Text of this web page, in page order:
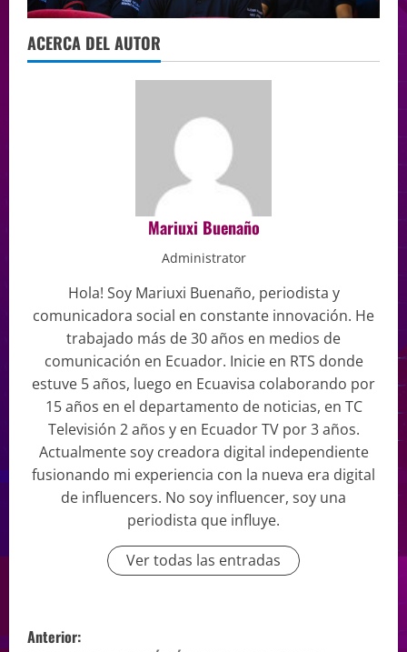
ACERCA DEL AUTOR
Mariuxi Buenaño
Administrator
Hola! Soy Mariuxi Buenaño, periodista y
comunicadora social en constante innovación. He
trabajado más de 30 años en medios de
comunicación en Ecuador. Inicie en RTS donde
estuve 5 años, luego en Ecuavisa colaborando por
15 años en el departamento de noticias, en TC
Televisión 2 años y en Ecuador TV por 3 años.
Actualmente soy creadora digital independiente
fusionando mi experiencia con la nueva era digital
de influencers. No soy influencer, soy una
periodista que influye.
Ver todas las entradas
Anterior: